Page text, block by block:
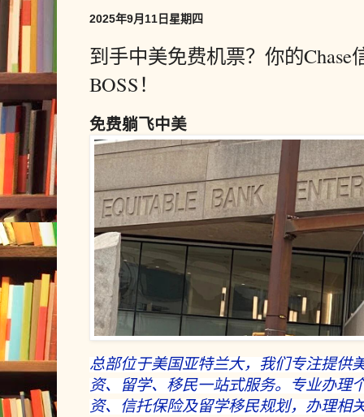
2025年9月11日星期四
到手中美免费机票？你的Chase
BOSS！
免费躺飞中美
总部位于美国亚特兰大，我们专注提供
资、留学、移民一站式服务。专业办理
资、信托保险及留学移民规划，办理相